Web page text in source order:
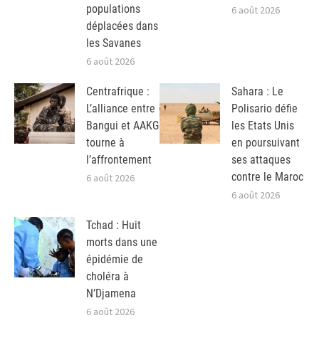
populations
déplacées dans
les Savanes
6 août 2026
6 août 2026
Centrafrique :
L’alliance entre
Bangui et AAKG
tourne à
l’affrontement
6 août 2026
Sahara : Le
Polisario défie
les Etats Unis
en poursuivant
ses attaques
contre le Maroc
6 août 2026
Tchad : Huit
morts dans une
épidémie de
choléra à
N’Djamena
6 août 2026